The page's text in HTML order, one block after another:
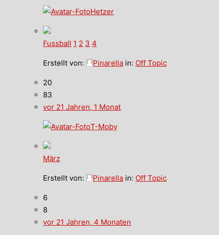
Hetzer
Fussball 1 2 3 4
Erstellt von: Pinarella in: Off Topic
20
83
vor 21 Jahren, 1 Monat
T-Moby
März
Erstellt von: Pinarella in: Off Topic
6
8
vor 21 Jahren, 4 Monaten